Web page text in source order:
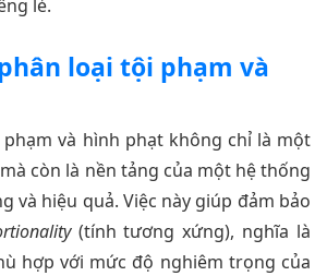
lẻ.
loại tội phạm và
và hình phạt không chỉ là một
còn là nền tảng của một hệ thống
và hiệu quả. Việc này giúp đảm bảo
(tính tương xứng), nghĩa là
hợp với mức độ nghiêm trọng của